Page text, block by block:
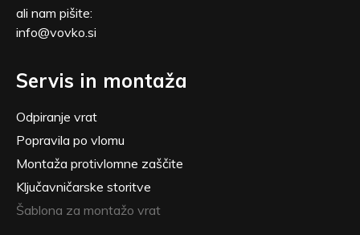
ali nam pišite:
info@vovko.si
Servis in montaža
Odpiranje vrat
Popravila po vlomu
Montaža protivlomne zaščite
Ključavničarske storitve
Šablona za montažo vrat